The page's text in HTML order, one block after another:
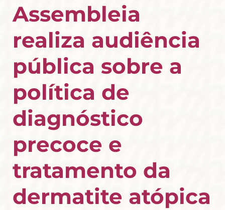
Assembleia
realiza audiência
pública sobre a
política de
diagnóstico
precoce e
tratamento da
dermatite atópica